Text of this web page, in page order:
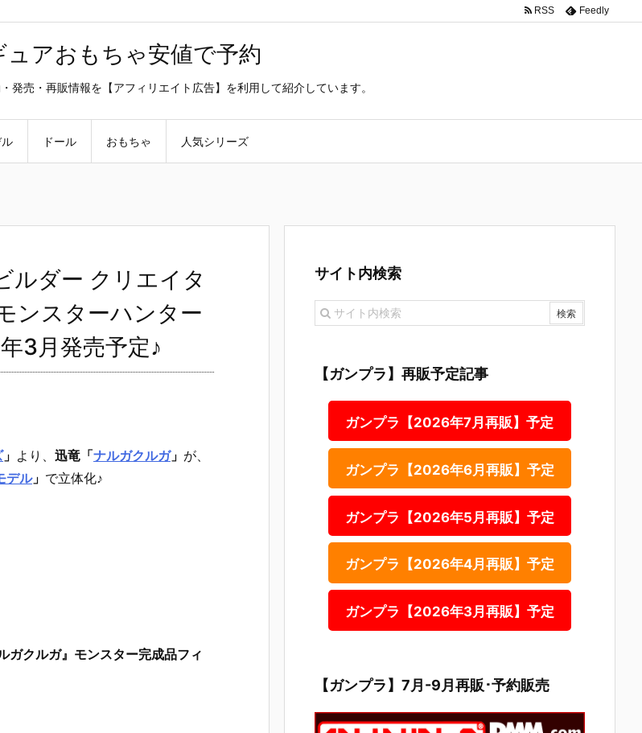
アおもちゃ安値で予約
売・再販情報を【アフィリエイト広告】を利用して紹介しています。
ドール おもちゃ 人気シリーズ
RSS Feedly
ルダー クリエイタ
ンスターハンター
3月発売予定♪
」 より、 迅竜 「ナルガクルガ」 が、
デル」 で立体化♪
ガクルガ』モンスター完成品フィ
サイト内検索
【ガンプラ】再販予定記事
ガンプラ【2026年7月再販】予定
ガンプラ【2026年6月再販】予定
ガンプラ【2026年5月再販】予定
ガンプラ【2026年4月再販】予定
ガンプラ【2026年3月再販】予定
【ガンプラ】7月-9月再販･予約販売